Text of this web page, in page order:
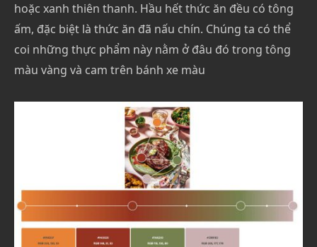
hoặc xanh thiên thanh. Hầu hết thức ăn đều có tông
ấm, đặc biệt là thức ăn đã nấu chín. Chúng ta có thể
coi những thực phẩm này nằm ở đâu đó trong tông
màu vàng và cam trên bánh xe màu